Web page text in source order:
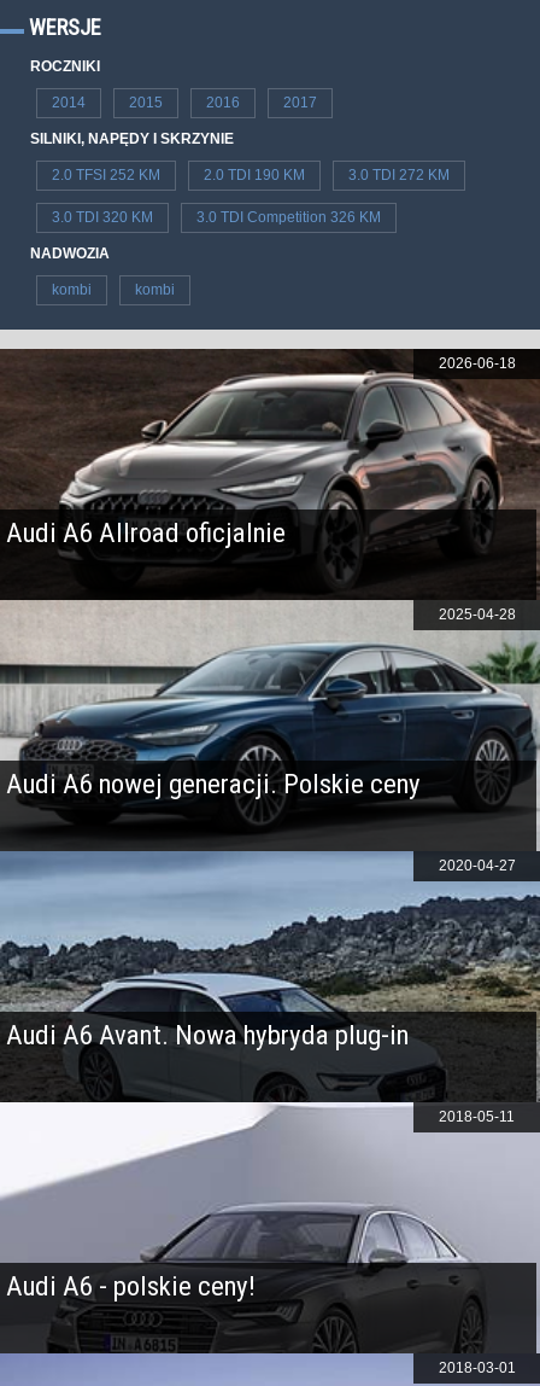
WERSJE
ROCZNIKI
2014 2015 2016 2017
SILNIKI, NAPĘDY I SKRZYNIE
2.0 TFSI 252 KM 2.0 TDI 190 KM 3.0 TDI 272 KM
3.0 TDI 320 KM 3.0 TDI Competition 326 KM
NADWOZIA
kombi kombi
Audi A6 Allroad oficjalnie
2026-06-18
Audi A6 nowej generacji. Polskie ceny
2025-04-28
Audi A6 Avant. Nowa hybryda plug-in
2020-04-27
Audi A6 - polskie ceny!
2018-05-11
2018-03-01